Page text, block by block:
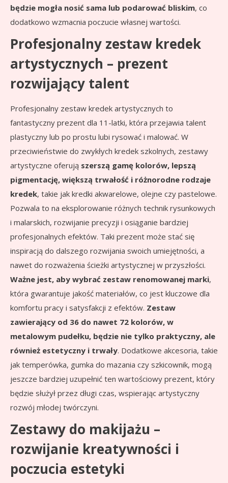
będzie mogła nosić sama lub podarować bliskim, co
dodatkowo wzmacnia poczucie własnej wartości.
Profesjonalny zestaw kredek
artystycznych – prezent
rozwijający talent
Profesjonalny zestaw kredek artystycznych to
fantastyczny prezent dla 11-latki, która przejawia talent
plastyczny lub po prostu lubi rysować i malować. W
przeciwieństwie do zwykłych kredek szkolnych, zestawy
artystyczne oferują szerszą gamę kolorów, lepszą
pigmentację, większą trwałość i różnorodne rodzaje
kredek, takie jak kredki akwarelowe, olejne czy pastelowe.
Pozwala to na eksplorowanie różnych technik rysunkowych
i malarskich, rozwijanie precyzji i osiąganie bardziej
profesjonalnych efektów. Taki prezent może stać się
inspiracją do dalszego rozwijania swoich umiejętności, a
nawet do rozważenia ścieżki artystycznej w przyszłości.
Ważne jest, aby wybrać zestaw renomowanej marki,
która gwarantuje jakość materiałów, co jest kluczowe dla
komfortu pracy i satysfakcji z efektów. Zestaw
zawierający od 36 do nawet 72 kolorów, w
metalowym pudełku, będzie nie tylko praktyczny, ale
również estetyczny i trwały. Dodatkowe akcesoria, takie
jak temperówka, gumka do mazania czy szkicownik, mogą
jeszcze bardziej uzupełnić ten wartościowy prezent, który
będzie służył przez długi czas, wspierając artystyczny
rozwój młodej twórczyni.
Zestawy do makijażu –
rozwijanie kreatywności i
poczucia estetyki